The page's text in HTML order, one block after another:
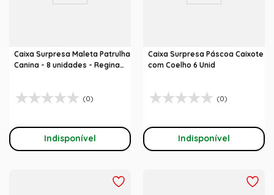
Caixa Surpresa Maleta Patrulha
Canina - 8 unidades - Regina
(0)
Indisponível
Caixa Surpresa Páscoa Caixote
com Coelho 6 Unid
(0)
Indisponível